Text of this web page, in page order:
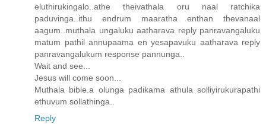
eluthirukingalo..athe theivathala oru naal ratchika
paduvinga..ithu endrum maaratha enthan thevanaal
aagum..muthala ungaluku aatharava reply panravangaluku
matum pathil annupaama en yesapavuku aatharava reply
panravangalukum response pannunga..
Wait and see...
Jesus will come soon...
Muthala bible.a olunga padikama athula solliyirukurapathi
ethuvum sollathinga..
Reply